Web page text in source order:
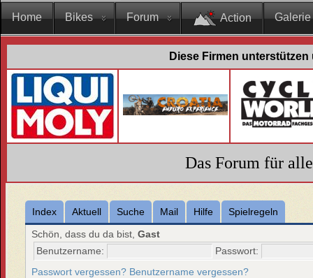
Home Bikes Forum Action Galerie
Diese Firmen
Das Forum für
Index Aktuell Suche Mail Hilfe
Spielregeln
Schön, dass du da bist,Gast
Benutzername:
Passwort:
Passwort vergessen? Benutzername vergessen?